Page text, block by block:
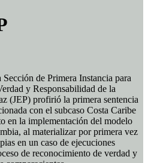
de Primera Instancia para
y Responsabilidad de la
(JEP) profirió la primera sentencia
con el subcaso Costa Caribe
en la implementación del modelo
al materializar por primera vez
en un caso de ejecuciones
de reconocimiento de verdad y